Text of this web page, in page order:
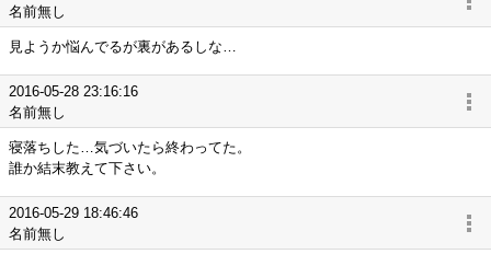
名前無し
見ようか悩んでるが裏があるしな…
2016-05-28 23:16:16
名前無し
寝落ちした…気づいたら終わってた。
誰か結末教えて下さい。
2016-05-29 18:46:46
名前無し